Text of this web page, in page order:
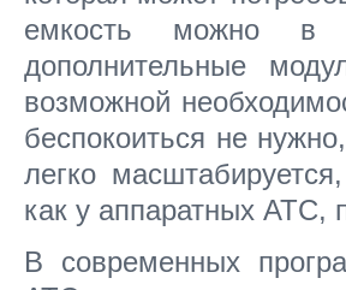
емкость можно в
дополнительные
возможной
беспокоиться не
легко
как у аппаратных АТС,
В современных